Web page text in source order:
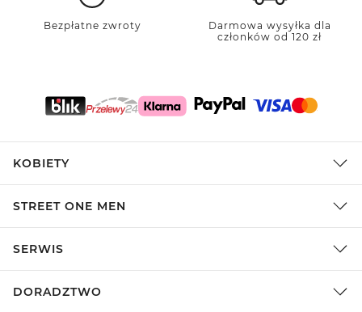
Bezpłatne zwroty
Darmowa wysyłka dla
członków od 120 zł
KOBIETY
STREET ONE MEN
SERWIS
DORADZTWO